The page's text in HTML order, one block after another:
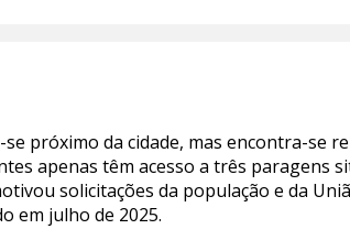
próximo da cidade, mas encontra-se
apenas têm acesso a três paragens
solicitações da população e da
em julho de 2025.